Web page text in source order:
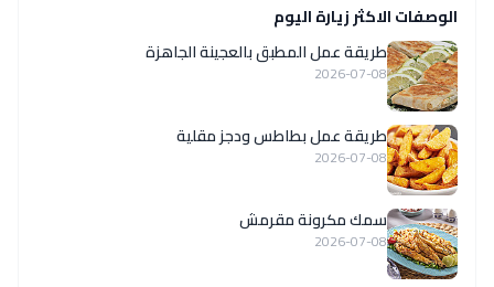
الوصفات الاكثر زيارة اليوم
طريقة عمل المطبق بالعجينة الجاهزة
2026-07-08
طريقة عمل بطاطس ودجز مقلية
2026-07-08
سمك مكرونة مقرمش
2026-07-08